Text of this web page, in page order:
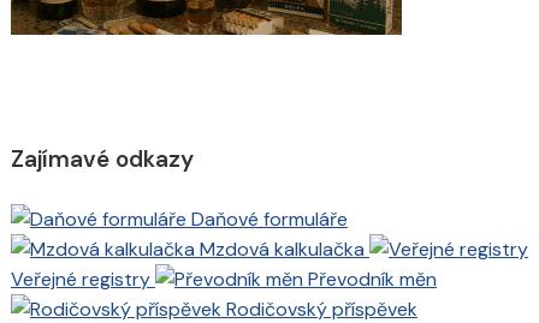
Zajímavé odkazy
Daňové formuláře
Mzdová kalkulačka
Veřejné registry
Převodník měn
Rodičovský příspěvek